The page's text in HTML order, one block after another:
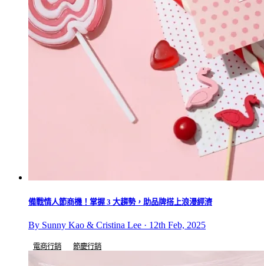
備戰情人節商機！掌握 3 大趨勢，助品牌搭上浪漫經濟
By Sunny Kao & Cristina Lee · 12th Feb, 2025
電商行銷 節慶行銷